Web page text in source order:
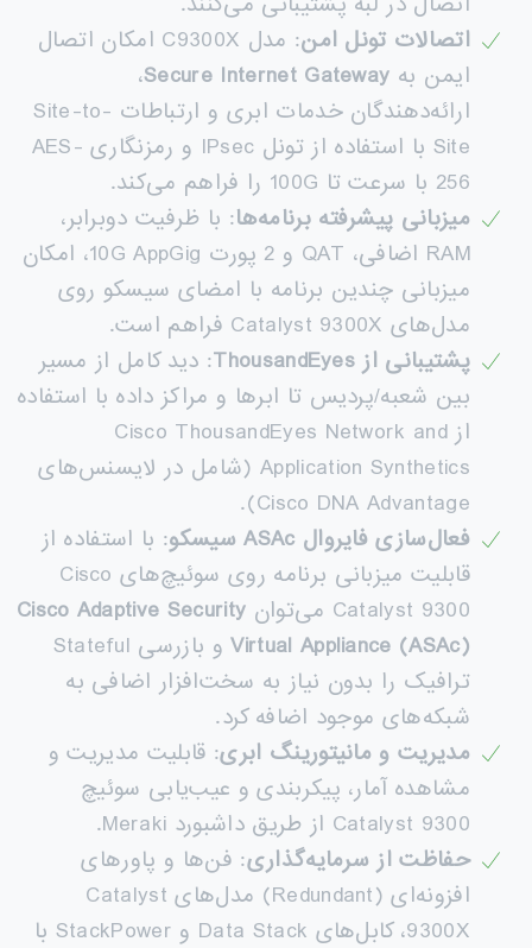
اتصالات تونل امن
: مدل C9300X امکان اتصال
ایمن به Secure Internet Gateway،
ارائه‌دهندگان خدمات ابری و ارتباطات Site-to-
Site با استفاده از تونل IPsec و رمزنگاری AES-
256 با سرعت تا 100G را فراهم می‌کند.
میزبانی پیشرفته برنامه‌ها: با ظرفیت دوبرابر،
RAM اضافی، QAT و 2 پورت 10G AppGig، امکان
میزبانی چندین برنامه با امضای سیسکو روی
مدل‌های Catalyst 9300X فراهم است.
پشتیبانی از
: دید کامل از مسیر
بین شعبه/پردیس تا ابرها و مراکز داده با استفاده
از Cisco ThousandEyes Network and
Application Synthetics (شامل در لایسنس‌های
Cisco DNA Advantage).
فعال‌سازی فایروال
سیسکو: با استفاده از
قابلیت میزبانی برنامه روی سوئیچ‌های Cisco
Catalyst 9300 می‌توان
Cisco Adaptive Security
Virtual Appliance (ASAc)
و بازرسی Stateful
ترافیک را بدون نیاز به سخت‌افزار اضافی به
شبکه‌های موجود اضافه کرد.
مدیریت و مانیتورینگ ابری: قابلیت مدیریت و
مشاهده آمار، پیکربندی و عیب‌یابی سوئیچ
Catalyst 9300 از طریق داشبورد Meraki.
حفاظت از سرمایه‌گذاری: فن‌ها و پاورهای
افزونه‌ای (Redundant) مدل‌های Catalyst
9300X، کابل‌های Data Stack و StackPower با